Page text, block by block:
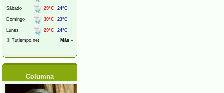
Columna